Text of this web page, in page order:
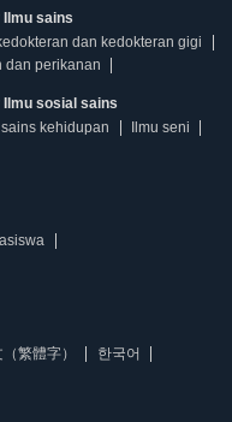
sains
dan kedokteran gigi
dan perikanan
sosial sains
kehidupan
Ilmu seni
繁體字）
한국어